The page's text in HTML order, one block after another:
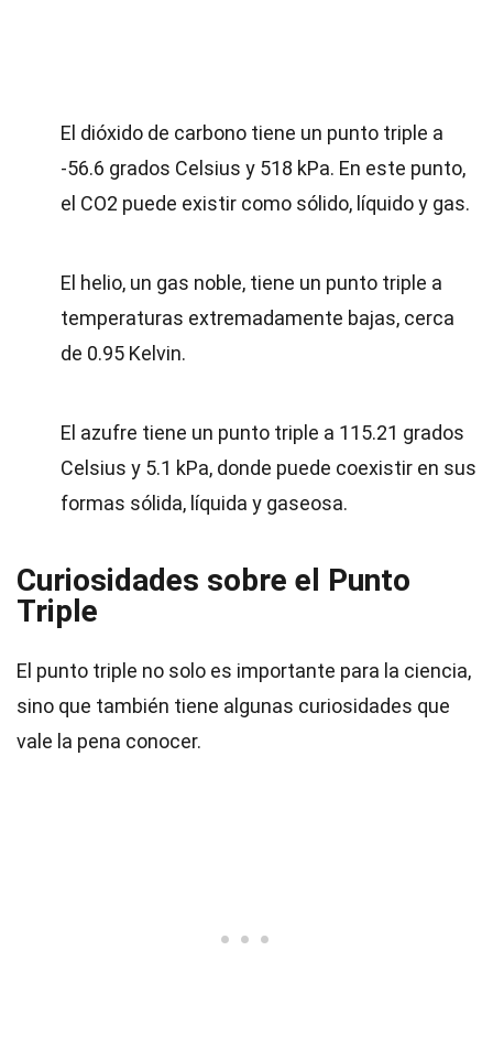
El dióxido de carbono tiene un punto triple a
-56.6 grados Celsius y 518 kPa. En este punto,
el CO2 puede existir como sólido, líquido y gas.
El helio, un gas noble, tiene un punto triple a
temperaturas extremadamente bajas, cerca
de 0.95 Kelvin.
El azufre tiene un punto triple a 115.21 grados
Celsius y 5.1 kPa, donde puede coexistir en sus
formas sólida, líquida y gaseosa.
Curiosidades sobre el Punto
Triple
El punto triple no solo es importante para la ciencia,
sino que también tiene algunas curiosidades que
vale la pena conocer.